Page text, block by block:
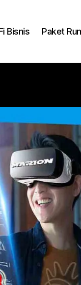
Bisnis Paket